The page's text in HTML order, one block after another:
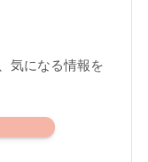
気になる情報を